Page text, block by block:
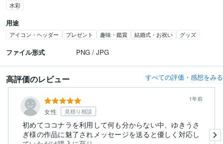
水彩
用途
アイコン・ヘッダー プレゼント 趣味・鑑賞 結婚式・お祝い グッズ
ファイル形式 PNG / JPG
高評価のレビュー すべての評価・感想をみる
女性 見積り相談
1年前
初めてココナラを利用して何も分からない中、ゆきうさ
ぎ様の作品に魅了されメッセージを送ると優しく対応し